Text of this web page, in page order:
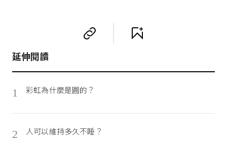
延伸閱讀
1 彩虹為什麼是圓的？
2 人可以維持多久不睡？